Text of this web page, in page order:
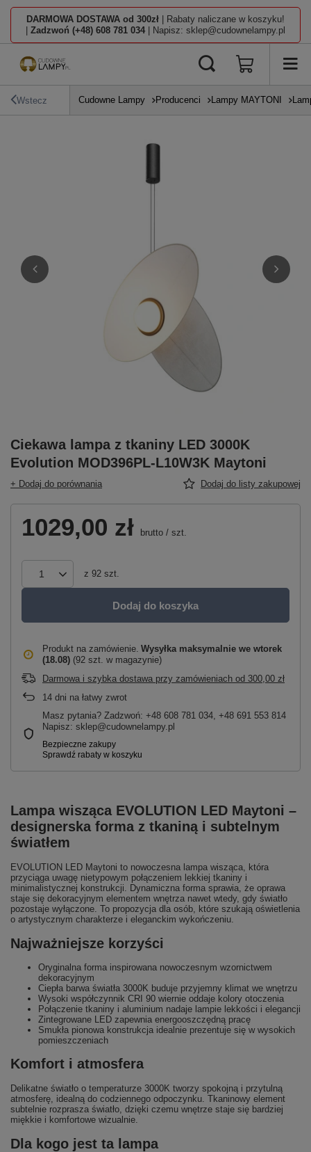
DARMOWA DOSTAWA od 300zł | Rabaty naliczane w koszyku!
Zadzwoń (+48) 608 781 034 | Napisz: sklep@cudownelampy.pl
Wstecz Cudowne Lampy Producenci Lampy MAYTONI
Ciekawa lampa z tkaniny LED 3000K
Evolution MOD396PL-L10W3K Maytoni
+ Dodaj do porównania Dodaj do listy zakupowej
1029,00 zł brutto / szt.
z 92 szt.
Dodaj do koszyka
Produkt na zamówienie Wysyłka maksymalnie we wtorek
(18.08) (92 szt. w magazynie)
Darmowa i szybka dostawa przy zamówieniach od 300,00 zł
14 dni na łatwy zwrot
Masz pytania? Zadzwoń: +48 608 781 034, +48 691 553 814
Napisz: sklep@cudownelampy.pl
Lampa wisząca EVOLUTION LED Maytoni –
designerska forma z tkaniną i subtelnym
światłem
EVOLUTION LED Maytoni to nowoczesna lampa wisząca, która
przyciąga uwagę nietypowym połączeniem lekkiej tkaniny i
minimalistycznej konstrukcji. Dynamiczna forma sprawia, że oprawa
staje się dekoracyjnym elementem wnętrza nawet wtedy, gdy światło
pozostaje wyłączone. To propozycja dla osób, które szukają oświetlenia
o artystycznym charakterze i eleganckim wykończeniu.
Najważniejsze korzyści
Oryginalna forma inspirowana nowoczesnym wzornictwem
dekoracyjnym
Ciepła barwa światła 3000K buduje przyjemny klimat we wnętrzu
Wysoki współczynnik CRI 90 wiernie oddaje kolory otoczenia
Połączenie tkaniny i aluminium nadaje lampie lekkości i elegancji
Zintegrowane LED zapewnia energooszczędną pracę
Smukła pionowa konstrukcja idealnie prezentuje się w wysokich
pomieszczeniach
Komfort i atmosfera
Delikatne światło o temperaturze 3000K tworzy spokojną i przytulną
atmosferę, idealną do codziennego odpoczynku. Tkaninowy element
subtelnie rozprasza światło, dzięki czemu wnętrze staje się bardziej
miękkie i komfortowe wizualnie.
Dla kogo jest ta lampa